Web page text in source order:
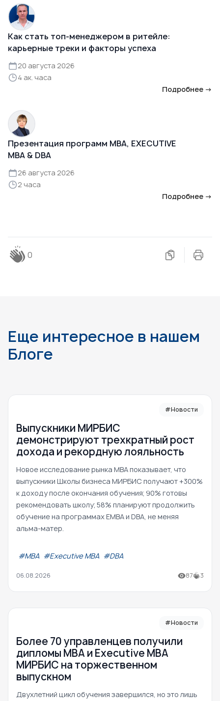
Как стать топ-менеджером в ритейле:
карьерные треки и факторы успеха
20 августа 2026
4 ак. часа
Подробнее →
Презентация программ MBA, EXECUTIVE
MBA & DBA
26 августа 2026
2 часа
Подробнее →
0
Еще интересное в нашем
Блоге
#Новости
Выпускники МИРБИС
демонстрируют трехкратный рост
дохода и рекордную лояльность
Новое исследование рынка MBA показывает, что
выпускники Школы бизнеса МИРБИС получают +300%
к доходу после окончания обучения; 90% готовы
рекомендовать школу; 58% планируют продолжить
обучение на программах EMBA и DBA, не меняя
альма-матер.
#МВА #Executive MBA #DBA
06.08.2026 87 3
#Новости
Более 70 управленцев получили
дипломы MBA и Executive MBA
МИРБИС на торжественном
выпускном
Двухлетний цикл обучения завершился, но это лишь